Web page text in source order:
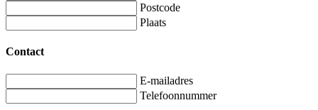
Postcode
Plaats
Contact
E-mailadres
Telefoonnummer